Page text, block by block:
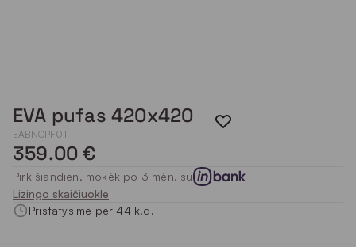
EVA pufas 420x420
EABNOPF01
359.00 €
Pirk šiandien, mokėk po 3 mėn. su
Lizingo skaičiuoklė
Pristatysime per 44 k.d.